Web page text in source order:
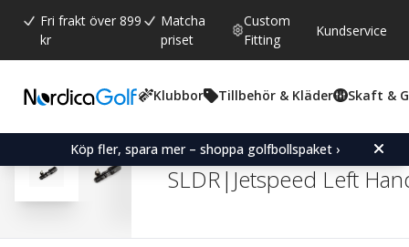
Fri frakt över 899
kr
Matcha
priset
Custom
Fitting
Kundservice
Klubbor Tillbehör & Kläder Skaft &
Köp fler, spara mer – shoppa golfbollspaket ›
Snittbetyg:
4.8 (röster:
527 )
Adapter Sleeve for
SLDR|Jetspeed Left